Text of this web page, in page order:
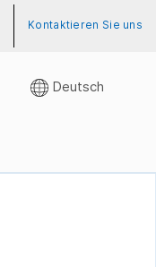
Kontaktieren Sie uns
Deutsch